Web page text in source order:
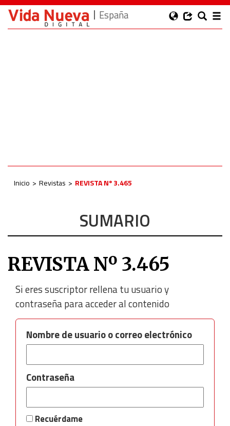
España
Inicio Revistas REVISTA Nº 3.465
SUMARIO
REVISTA Nº 3.465
Si eres suscriptor rellena tu usuario y
contraseña para acceder al contenido
Nombre de usuario o correo electrónico
Contraseña
Recuérdame